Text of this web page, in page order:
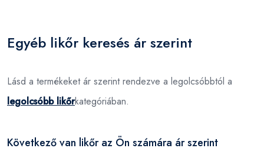
Egyéb likőr keresés ár szerint
Lásd a termékeket ár szerint rendezve a legolcsóbbtól a
legolcsóbb likőrkategóriában.
Következő van likőr az Ön számára ár szerint